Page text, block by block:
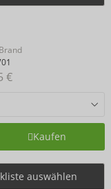
€
Kaufen
auswählen